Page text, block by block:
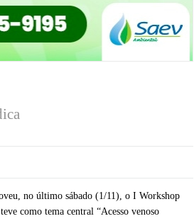
no último sábado (1/11), o I Workshop
como tema central “Acesso venoso